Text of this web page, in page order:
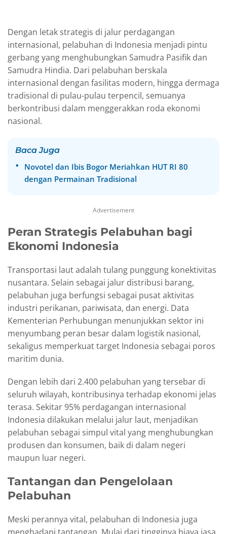
Dengan letak strategis di jalur perdagangan
internasional, pelabuhan di Indonesia menjadi pintu
gerbang yang menghubungkan Samudra Pasifik dan
Samudra Hindia. Dari pelabuhan berskala
internasional dengan fasilitas modern, hingga dermaga
tradisional di pulau-pulau terpencil, semuanya
berkontribusi dalam menggerakkan roda ekonomi
nasional.
Baca Juga
Novotel dan Ibis Bogor Meriahkan HUT RI 80
dengan Permainan Tradisional
Advertisement
Peran Strategis Pelabuhan bagi
Ekonomi Indonesia
Transportasi laut adalah tulang punggung konektivitas
nusantara. Selain sebagai jalur distribusi barang,
pelabuhan juga berfungsi sebagai pusat aktivitas
industri perikanan, pariwisata, dan energi. Data
Kementerian Perhubungan menunjukkan sektor ini
menyumbang peran besar dalam logistik nasional,
sekaligus memperkuat target Indonesia sebagai poros
maritim dunia.
Dengan lebih dari 2.400 pelabuhan yang tersebar di
seluruh wilayah, kontribusinya terhadap ekonomi jelas
terasa. Sekitar 95% perdagangan internasional
Indonesia dilakukan melalui jalur laut, menjadikan
pelabuhan sebagai simpul vital yang menghubungkan
produsen dan konsumen, baik di dalam negeri
maupun luar negeri.
Tantangan dan Pengelolaan
Pelabuhan
Meski perannya vital, pelabuhan di Indonesia juga